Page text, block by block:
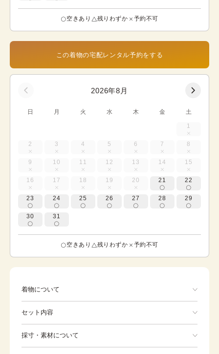
空きあり 残りわずか 予約不可
この着物の宅配レンタル予約をする
2026年8月
日 月 火 水 木 金 土
1
2 3 4 5 6 7 8
9 10 11 12 13 14 15
16 17 18 19 20 21 22
23 24 25 26 27 28 29
30 31
空きあり 残りわずか 予約不可
着物について
セット内容
※着付けに必要な一式をすべて含みます。
採寸・素材について